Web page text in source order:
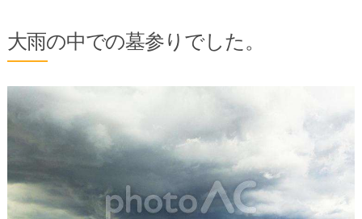
大雨の中での墓参りでした。